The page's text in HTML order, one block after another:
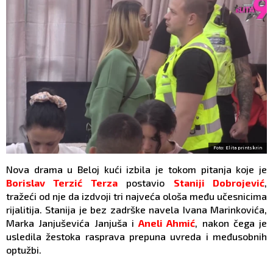
Foto: Elita printskrin
Nova drama u Beloj kući izbila je tokom pitanja koje je
Borislav Terzić Terzapostavio Staniji Dobrojević,
tražeći od nje da izdvoji tri najveća ološa među učesnicima
rijalitija. Stanija je bez zadrške navela Ivana Marinkovića,
Marka Janjuševića Janjuša i Aneli Ahmić, nakon čega je
usledila žestoka rasprava prepuna uvreda i međusobnih
optužbi.